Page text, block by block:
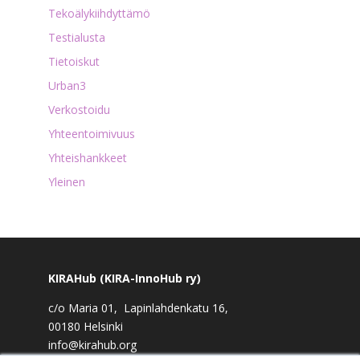
Tekoälykiihdyttämö
Testialusta
Tietoiskut
Urban3
Verkostoidu
Yhteentoimivuus
Yhteishankkeet
Yleinen
KIRAHub (KIRA-InnoHub ry)
c/o Maria 01, Lapinlahdenkatu 16,
00180 Helsinki
info@kirahub.org